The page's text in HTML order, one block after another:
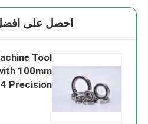
احصل على
100mm
Precision